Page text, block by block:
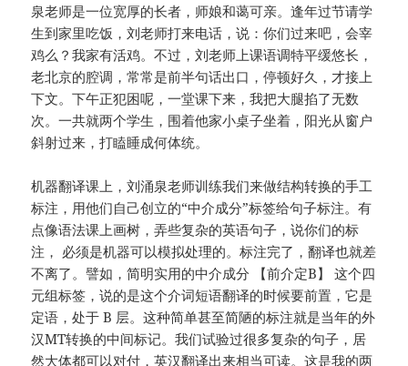
泉老师是一位宽厚的长者，师娘和蔼可亲。逢年过节请学
生到家里吃饭，刘老师打来电话，说：你们过来吧，会宰
鸡么？我家有活鸡。不过，刘老师上课语调特平缓悠长，
老北京的腔调，常常是前半句话出口，停顿好久，才接上
下文。下午正犯困呢，一堂课下来，我把大腿掐了无数
次。一共就两个学生，围着他家小桌子坐着，阳光从窗户
斜射过来，打瞌睡成何体统。
机器翻译课上，刘涌泉老师训练我们来做结构转换的手工
标注，用他们自己创立的“中介成分”标签给句子标注。有
点像语法课上画树，弄些复杂的英语句子，说你们的标
注， 必须是机器可以模拟处理的。标注完了，翻译也就差
不离了。譬如，简明实用的中介成分 【前介定B】 这个四
元组标签，说的是这个介词短语翻译的时候要前置，它是
定语，处于 B 层。这种简单甚至简陋的标注就是当年的外
汉MT转换的中间标记。我们试验过很多复杂的句子，居
然大体都可以对付，英汉翻译出来相当可读。这是我的两